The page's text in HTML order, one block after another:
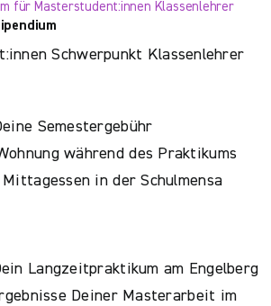
für Masterstudent:innen Klassenlehrer
Schwerpunkt Klassenlehrer
Semestergebühr
während des Praktikums
Mittagessen in der Schulmensa
Langzeitpraktikum am Engelberg
Deiner Masterarbeit im